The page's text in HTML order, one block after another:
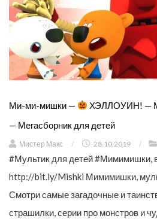
Ми-ми-мишки —
ХЭЛЛОУИН! —
— Мегасборник для детей
Мистер Макс / 28.10.2019 /
#Мультик для детей #Мимимишки,
http://bit.ly/Mishki Мимимишки,
Смотри самые загадочные и
страшилки, серии про монстров и